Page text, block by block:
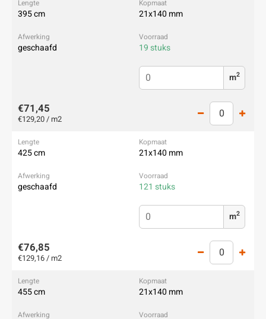
395 cm 21x140 mm
geschaafd 19 stuks
m2
€71,45
€129,20 / m2
425 cm 21x140 mm
geschaafd 121 stuks
m2
€76,85
€129,16 / m2
455 cm 21x140 mm